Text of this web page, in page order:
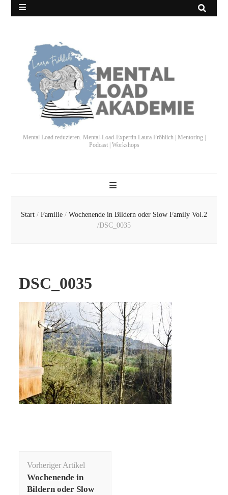
Mental Load reduzieren. Mental-Load-Expertin Laura Fröhlich | Mentoring |
Podcast | Workshops
Start / Familie / Wochenende in Bildern oder Slow Family Vol.2
/DSC_0035
DSC_0035
Vorheriger Artikel
Wochenende in
Bildern oder Slow